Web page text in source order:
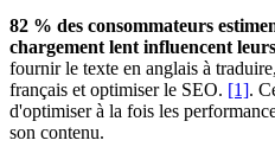
82 % des consommateurs
chargement lent influencent
fournir le texte en anglais à
français et optimiser le SEO. [1].
d'optimiser à la fois les
son contenu.